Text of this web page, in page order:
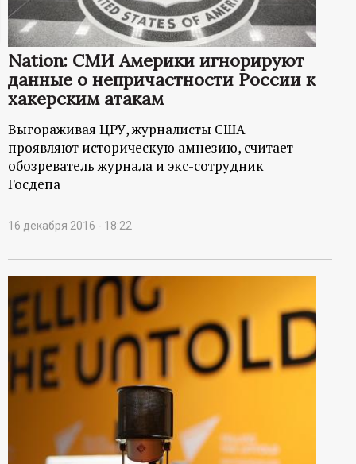
а
ц
и
о
н
н
ы
й
п
о
р
т
Nation: СМИ Америки игнорируют
данные о непричастности России к
хакерским атакам
Выгораживая ЦРУ, журналисты США
проявляют историческую амнезию, считает
обозреватель журнала и экс-сотрудник
Госдепа
16 декабря 2016 - 18:22